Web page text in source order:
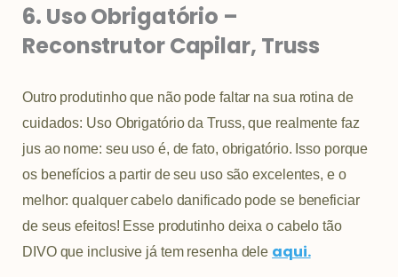
6. Uso Obrigatório –
Reconstrutor Capilar, Truss
Outro produtinho que não pode faltar na sua rotina de
cuidados: Uso Obrigatório da Truss, que realmente faz
jus ao nome: seu uso é, de fato, obrigatório. Isso porque
os benefícios a partir de seu uso são excelentes, e o
melhor: qualquer cabelo danificado pode se beneficiar
de seus efeitos! Esse produtinho deixa o cabelo tão
DIVO que inclusive já tem resenha dele aqui.